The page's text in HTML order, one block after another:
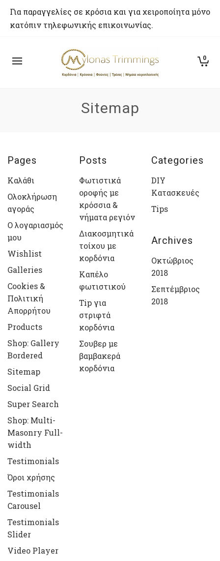
Για παραγγελίες σε κρόσια και για χειροποίητα μόνο
κατόπιν τηλεφωνικής επικοινωνίας.
0
Sitemap
Pages
Καλάθι
Ολοκλήρωση
αγοράς
Ο λογαριασμός
μου
Wishlist
Galleries
Cookies &
Πολιτική
Απορρήτου
Products
Shop: Gallery
Bordered
Sitemap
Social Grid
Super Search
Shop: Multi-
Masonry Full-
width
Testimonials
Όροι χρήσης
Testimonials
Carousel
Testimonials
Slider
Video Player
Posts
Φωτιστικά
οροφής με
κρόσσια &
νήματα ρεγιόν
Διακοσμητικά
τοίχου με
κορδόνια
Καπέλο
φωτιστικού
Tip για
στριφτά
κορδόνια
Σουβερ με
βαμβακερά
κορδόνια
Categories
DIY
Κατασκευές
Tips
Archives
Οκτώβριος
2018
Σεπτέμβριος
2018